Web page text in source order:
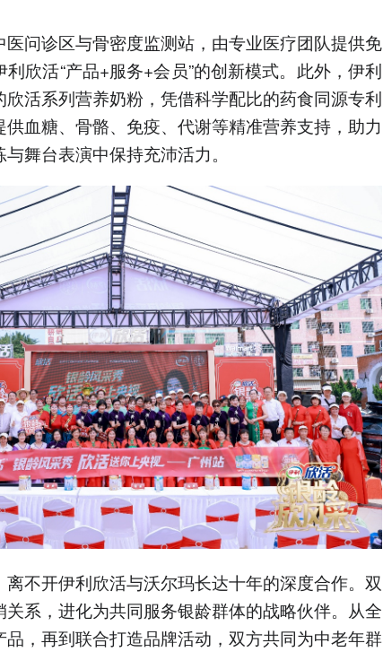
服务，创新"产品+服务+会
员"模式。
3.伊利欣活与沃尔玛十年合
作升级，共同服务银龄群
体，提供营养选择与健康服
务。
4.我国60岁及以上老年人口
亿，进入重度老龄化阶段。
5.老年人群营养素养总体偏
低，仅11.3%达标，区域分
布不均衡，东部最高达
19.3%。
以上内容由AI大模型生成，仅供
参考
问诊区与骨密度监测站，由专业医疗团队提供免
欣活“产品+服务+会员”的创新模式。此外，伊利
活系列营养奶粉，凭借科学配比的药食同源专利
血糖、骨骼、免疫、代谢等精准营养支持，助力
舞台表演中保持充沛活力。
不开伊利欣活与沃尔玛长达十年的深度合作。双
系，进化为共同服务银龄群体的战略伙伴。从全
，再到联合打造品牌活动，双方共同为中老年群